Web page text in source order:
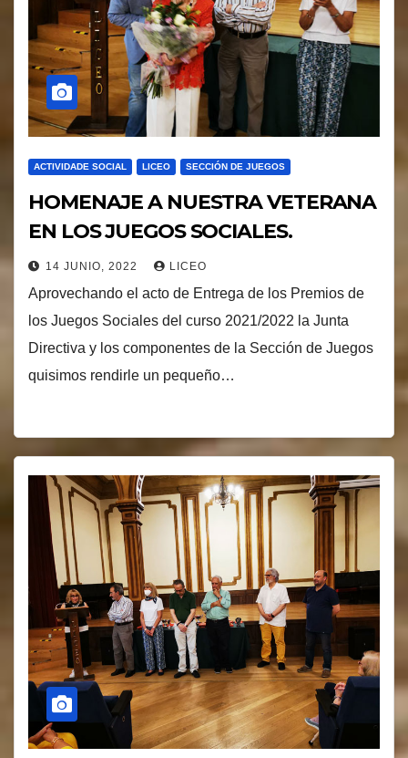
ACTIVIDADE SOCIAL LICEO SECCIÓN DE JUEGOS
HOMENAJE A NUESTRA VETERANA
EN LOS JUEGOS SOCIALES.
14 JUNIO, 2022 LICEO
Aprovechando el acto de Entrega de los Premios de
los Juegos Sociales del curso 2021/2022 la Junta
Directiva y los componentes de la Sección de Juegos
quisimos rendirle un pequeño…